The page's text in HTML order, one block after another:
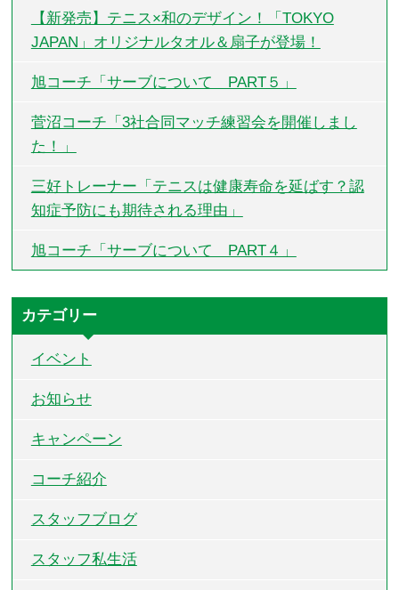
【新発売】テニス×和のデザイン！「TOKYO
JAPAN」オリジナルタオル＆扇子が登場！
旭コーチ「サーブについて PART５」
菅沼コーチ「3社合同マッチ練習会を開催しまし
た！」
三好トレーナー「テニスは健康寿命を延ばす？認
知症予防にも期待される理由」
旭コーチ「サーブについて PART４」
カテゴリー
イベント
お知らせ
キャンペーン
コーチ紹介
スタッフブログ
スタッフ私生活